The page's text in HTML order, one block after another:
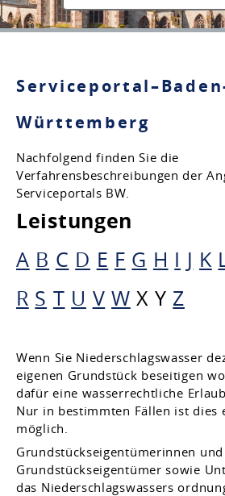
Württemberg
Nachfolgend finden Sie die
Verfahrensbeschreibungen der
Serviceportals BW.
Leistungen
A B C D E F G H I J K
R S T U V W X Y Z
Wenn Sie Niederschlagswasser
eigenen Grundstück beseitigen
dafür eine wasserrechtliche
Nur in bestimmten Fällen ist dies
möglich.
Grundstückseigentümerinnen und
Grundstückseigentümer sowie
das Niederschlagswassers